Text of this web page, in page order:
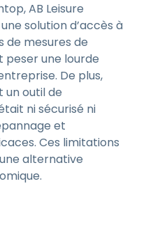
AB Leisure
solution d’accès à
de mesures de
peser une lourde
De plus,
un outil de
ni sécurisé ni
et
Ces limitations
alternative